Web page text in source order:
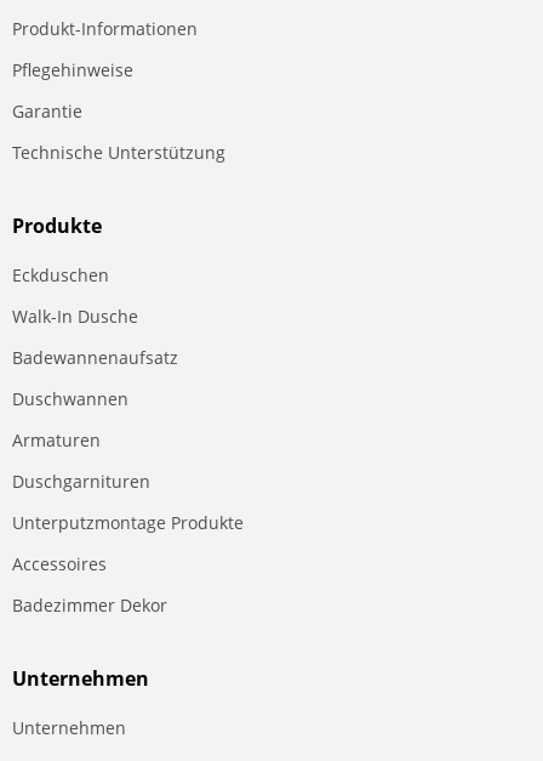
Produkt-Informationen
Pflegehinweise
Garantie
Technische Unterstützung
Produkte
Eckduschen
Walk-In Dusche
Badewannenaufsatz
Duschwannen
Armaturen
Duschgarnituren
Unterputzmontage Produkte
Accessoires
Badezimmer Dekor
Unternehmen
Unternehmen